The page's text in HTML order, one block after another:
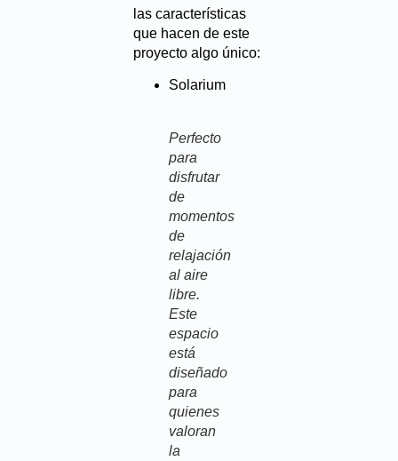
las características
que hacen de este
proyecto algo único:
Solarium
Perfecto
para
disfrutar
de
momentos
de
relajación
al aire
libre.
Este
espacio
está
diseñado
para
quienes
valoran
la